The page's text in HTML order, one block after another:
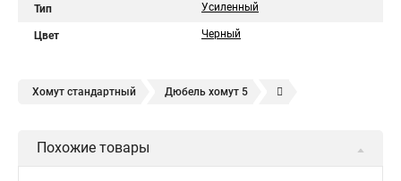
Тип Усиленный
Цвет Черный
Хомут стандартный Дюбель хомут 5
Дюбель хомут для крепления Хомут для прокладки трубы
Похожие товары